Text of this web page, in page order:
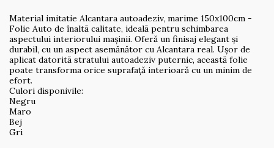
Material imitatie Alcantara autoadeziv, marime 150x100cm -
Folie Auto de înaltă calitate, ideală pentru schimbarea
aspectului interiorului mașinii. Oferă un finisaj elegant și
durabil, cu un aspect asemănător cu Alcantara real. Ușor de
aplicat datorită stratului autoadeziv puternic, această folie
poate transforma orice suprafață interioară cu un minim de
efort.
Culori disponivile:
Negru
Maro
Bej
Gri